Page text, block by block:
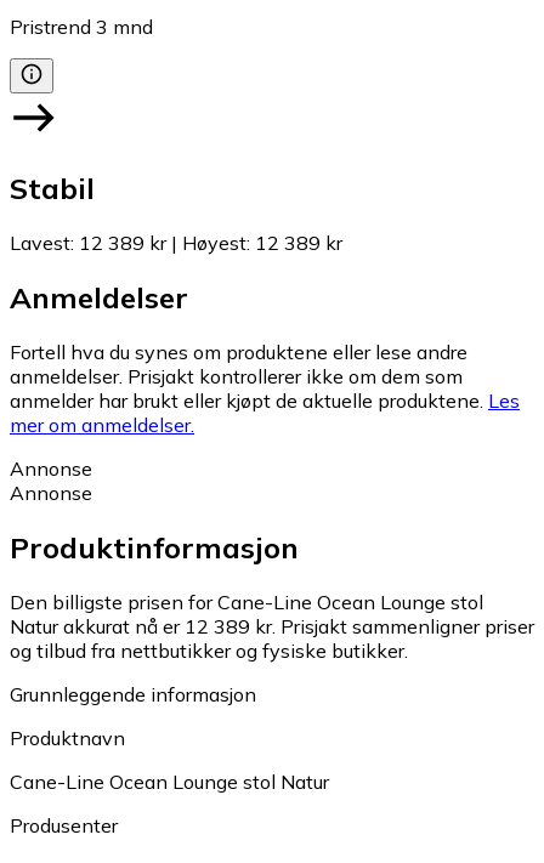
Pristrend 3 mnd
Stabil
Lavest: 12 389 kr| Høyest: 12 389 kr
Anmeldelser
Fortell hva du synes om produktene eller lese andre
anmeldelser. Prisjakt kontrollerer ikke om dem som
anmelder har brukt eller kjøpt de aktuelle produktene. Les
mer om anmeldelser.
Annonse
Annonse
Produktinformasjon
Den billigste prisen for Cane-Line Ocean Lounge stol
Natur akkurat nå er 12 389 kr. Prisjakt sammenligner priser
og tilbud fra nettbutikker og fysiske butikker.
Grunnleggende informasjon
Produktnavn
Cane-Line Ocean Lounge stol Natur
Produsenter